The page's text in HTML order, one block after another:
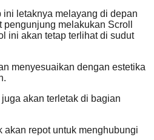
ini letaknya melayang di depan
melakukan Scroll
ini akan tetap terlihat di sudut
menyesuaikan dengan estetika
akan terletak di bagian
akan repot untuk menghubungi